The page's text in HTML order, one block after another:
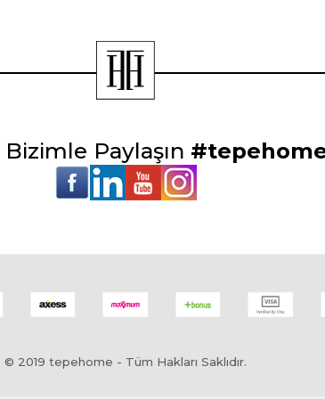
Paylaşın
© 2019 tepehome - Tüm Hakları Saklıdır.